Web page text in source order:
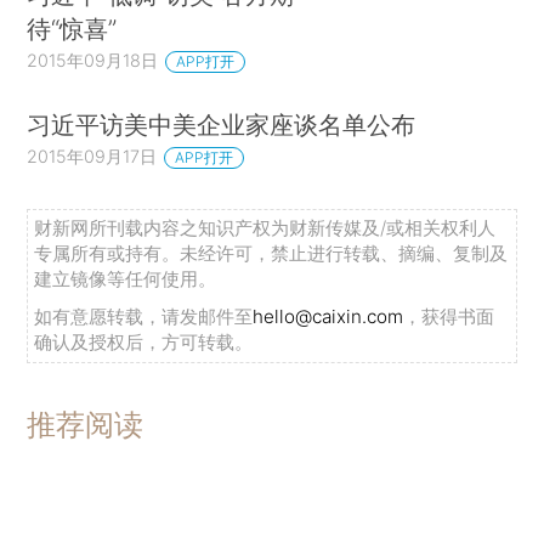
待“惊喜”
2015年09月18日 APP打开
习近平访美中美企业家座谈名单公布
2015年09月17日 APP打开
财新网所刊载内容之知识产权为财新传媒及/或相关权利人
专属所有或持有。未经许可，禁止进行转载、摘编、复制及
建立镜像等任何使用。
如有意愿转载，请发邮件至hello@caixin.com ，获得书面
确认及授权后，方可转载。
推荐阅读